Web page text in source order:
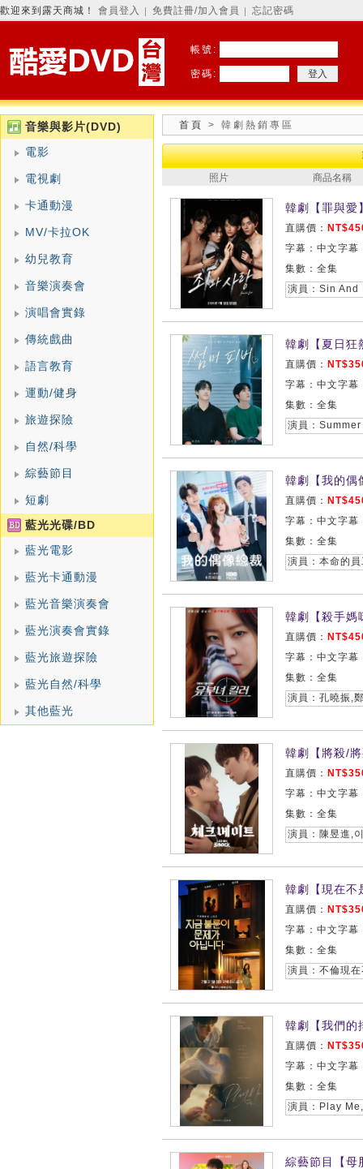
歡迎來到露天商城！ 會員登入 免費註冊/加入會員 忘記密碼
帳號:
密碼:
音樂與影片(DVD)
電影
電視劇
卡通動漫
MV/卡拉OK
幼兒教育
音樂演奏會
演唱會實錄
傳統戲曲
語言教育
運動/健身
旅遊探險
自然/科學
綜藝節目
短劇
藍光光碟/BD
藍光電影
藍光卡通動漫
藍光音樂演奏會
藍光演奏會實錄
藍光旅遊探險
藍光自然/科學
其他藍光
首頁 > 韓劇熱銷專區
照片 商品名稱
韓劇【罪與愛
直購價：
字幕：中文字幕
集數：全集
演員：Sin And
韓劇【夏日狂
直購價：
字幕：中文字幕
集數：全集
演員：
韓劇【我的偶
直購價：
字幕：中文字幕
集數：全集
韓劇【殺手媽
直購價：
字幕：中文字幕
集數：全集
演員：孔曉振,
韓劇【將殺/
直購價：
字幕：中文字幕
集數：全集
演員：陳昱進,
韓劇【現在不
直購價：
字幕：中文字幕
集數：全集
韓劇【我們的
直購價：
字幕：中文字幕
集數：全集
演員：Play
綜藝節目【母